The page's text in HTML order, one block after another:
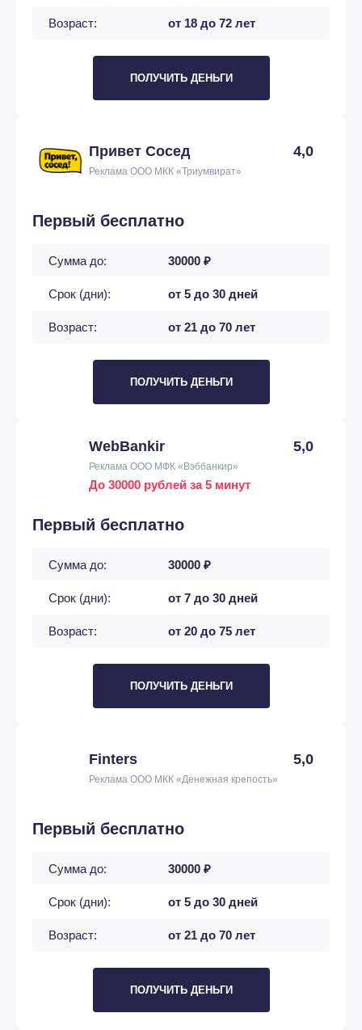
Возраст: от 18 до 72 лет
ПОЛУЧИТЬ ДЕНЬГИ
Привет Сосед 4,0
Реклама ООО МКК «Триумвират»
Первый бесплатно
Сумма до: 30000 ₽
Срок (дни): от 5 до 30 дней
Возраст: от 21 до 70 лет
ПОЛУЧИТЬ ДЕНЬГИ
WebBankir 5,0
Реклама ООО МФК «Вэббанкир»
До 30000 рублей за 5 минут
Первый бесплатно
Сумма до: 30000 ₽
Срок (дни): от 7 до 30 дней
Возраст: от 20 до 75 лет
ПОЛУЧИТЬ ДЕНЬГИ
Finters 5,0
Реклама ООО МКК «Денежная крепость»
Первый бесплатно
Сумма до: 30000 ₽
Срок (дни): от 5 до 30 дней
Возраст: от 21 до 70 лет
ПОЛУЧИТЬ ДЕНЬГИ